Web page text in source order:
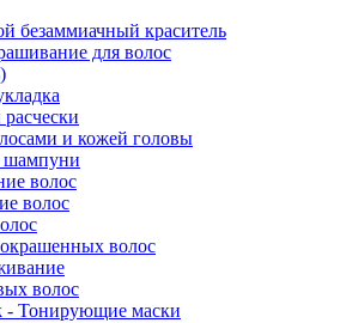
безаммиачный краситель
для волос
и кожей головы
шампуни
волос
волос
волос
волос
- Тонирующие маски